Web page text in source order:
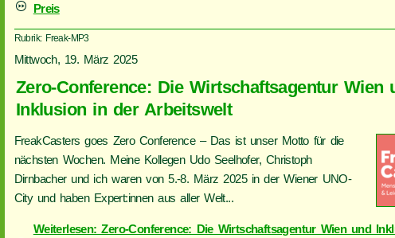
Preis
Rubrik: Freak-MP3
Mittwoch, 19. März 2025
Zero-Conference: Die Wirtschaftsagentur Wien
Inklusion in der Arbeitswelt
FreakCasters goes Zero Conference – Das ist unser Motto für die
nächsten Wochen. Meine Kollegen Udo Seelhofer, Christoph
Dirnbacher und ich waren von 5.-8. März 2025 in der Wiener UNO-
City und haben Expert:innen aus aller Welt...
Weiterlesen: Zero-Conference: Die Wirtschaftsagentur Wien und